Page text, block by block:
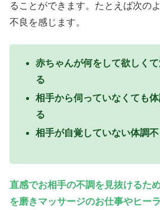
ることができます。たとえば次の
不良を感じます。
赤ちゃんが何をして欲しく
る
相手から伺っていなくても
る
相手が自覚していない体調
直感でお相手の不調を見抜けるた
を磨きマッサージのお仕事やヒー